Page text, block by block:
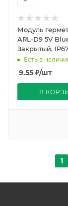
Модуль
ARL-D9 5V
Закрытый,
Есть в
9.55 ₽/шт
В
1